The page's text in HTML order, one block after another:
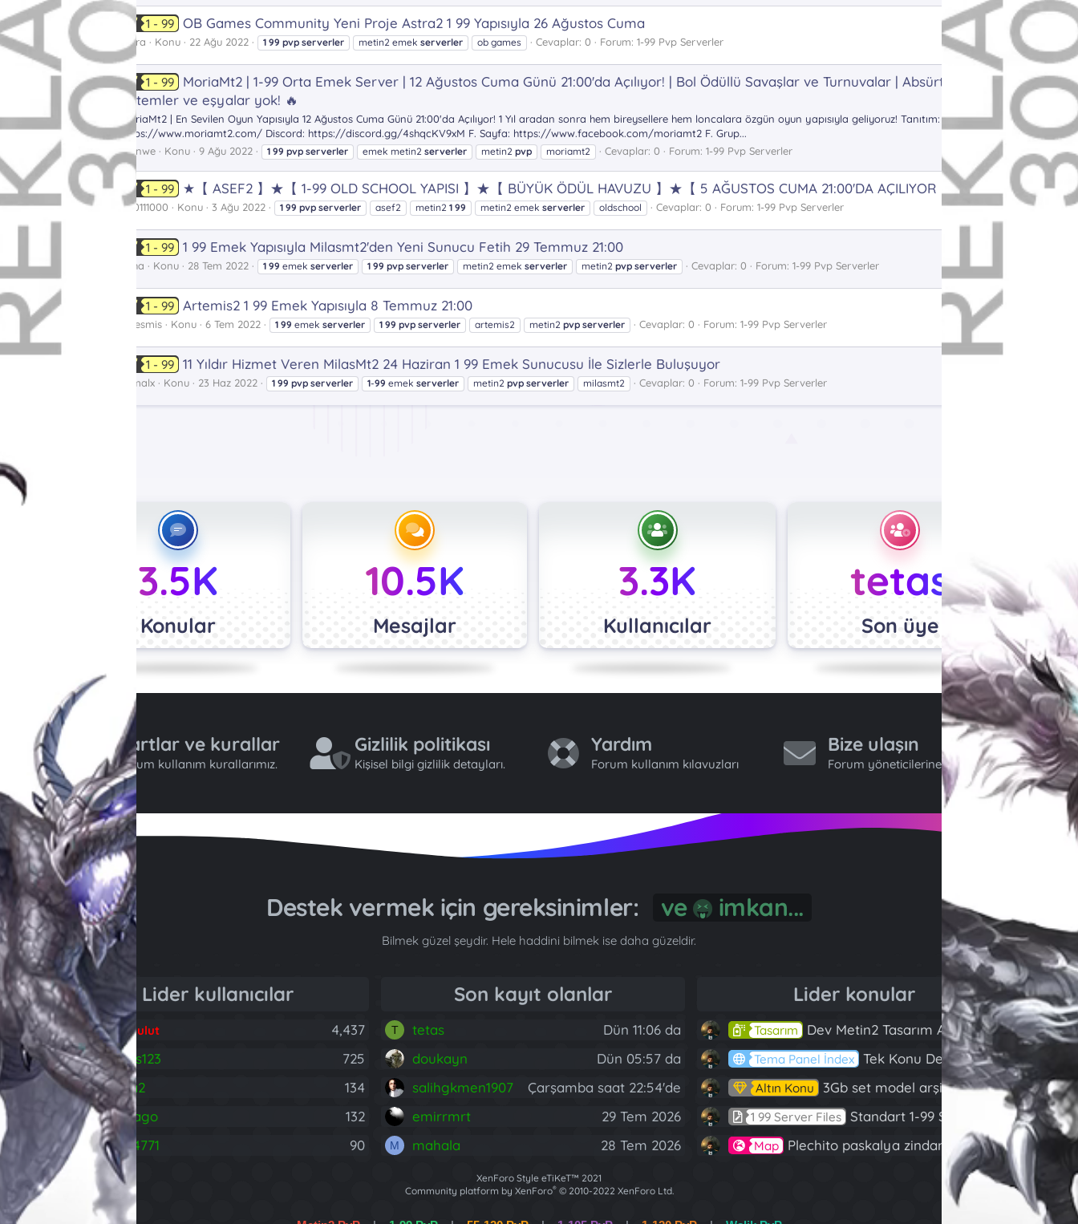
1 - 99 OB Games Community Yeni Proje Astra2 1 99 Yapısıyla 26 Ağustos Cuma
Astra Konu 22 Ağu 2022 1 99 pvp serverler metin2 emek serverler ob games Cevaplar: 0 Forum: 1-99 Pvp Serverler
1 - 99
MoriaMt2 | 1-99 Orta Emek Server | 12 Ağustos Cuma Günü 21:00'da Açılıyor! | Bol Ödüllü Savaşlar ve Turnuvalar | Absürt
sistemler ve eşyalar yok! 🔥
MoriaMt2 | En Sevilen Oyun Yapısıyla 12 Ağustos Cuma Günü 21:00'da Açılıyor! 1 Yıl aradan sonra hem bireysellere hem loncalara özgün oyun yapısıyla geliyoruz! Tanıtım:
https://www.moriamt2.com/ Discord: https://discord.gg/4shqcKV9xM F. Sayfa: https://www.facebook.com/moriamt2 F. Grup...
Manwe
Konu 9 Ağu 2022 1 99 pvp serverler emek metin2 serverler metin2 pvp moriamt2 Cevaplar: 0 Forum: 1-99 Pvp Serverler
0 1 - 99 ★【 ASEF2 】★【 1-99 OLD SCHOOL YAPISI 】★【 BÜYÜK ÖDÜL HAVUZU 】★【 5 AĞUSTOS CUMA 21:00'DA AÇILIYOR 】
000111000 Konu 3 Ağu 2022 1 99 pvp serverler asef2 metin2 1 99 metin2 emek serverler oldschool Cevaplar: 0 Forum: 1-99 Pvp Serverler
1 - 99 1 99 Emek Yapısıyla Milasmt2'den Yeni Sunucu Fetih 29 Temmuz 21:00
Taha Konu 28 Tem 2022 1 99 emek serverler 1 99 pvp serverler metin2 emek serverler metin2 pvp serverler Cevaplar: 0 Forum: 1-99 Pvp Serverler
1 - 99 Artemis2 1 99 Emek Yapısıyla 8 Temmuz 21:00
Artesmis Konu 6 Tem 2022 1 99 emek serverler 1 99 pvp serverler artemis2 metin2 pvp serverler Cevaplar: 0 Forum: 1-99 Pvp Serverler
1 - 99 11 Yıldır Hizmet Veren MilasMt2 24 Haziran 1 99 Emek Sunucusu İle Sizlerle Buluşuyor
kemalx Konu 23 Haz 2022 1 99 pvp serverler 1-99 emek serverler metin2 pvp serverler milasmt2 Cevaplar: 0 Forum: 1-99 Pvp Serverler
3.5K
Konular
10.5K
Mesajlar
3.3K
Kullanıcılar
tetas
Son üye
Şartlar ve kurallar
Forum kullanım kurallarımız.
Gizlilik politikası
Kişisel bilgi gizlilik detayları.
Yardım
Forum kullanım kılavuzları
Bize ulaşın
Forum yöneticilerine ulaş.
Destek vermek için gereksinimler: Gönül...
Bilmek güzel şeydir. Hele haddini bilmek ise daha güzeldir.
Lider kullanıcılar
Fatih Bulut 4,437
B brareis123
725
rodnia2
134
H hasdrago 132
4 403314771 90
Son kayıt olanlar
T tetas
Dün 11:06 da
doukayn
Dün 05:57 da
salihgkmen1907
Çarşamba saat 22:54'de
emirrmrt
29 Tem 2026
M mahala 28 Tem 2026
Lider konular
Tasarım Dev Metin2 Tasarım Arşivi Güle Güle Kullanın 143
Tema Panel İndex Tek Konu Dev Paylaşım 10 Adet Server Tanıtım İndex 97
Altın Konu 3Gb set model arşivi 82
1 99 Server Files Standart 1-99 Server Files
Map Plechito paskalya zindanı 2023 (Spring Sanctuary dungeon) 57
XenForo Style eTiKeT™ 2021
Community platform by XenForo® © 2010-2022 XenForo Ltd.